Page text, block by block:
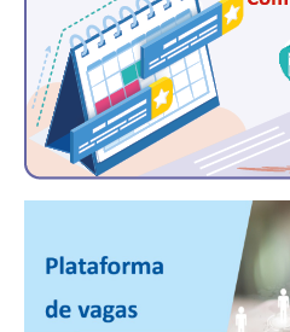
CONTEÚDO ESPECIAL
JORNAL DO ENGENHEIRO
AGENDA
SEESP NOTÍCIAS
FOTOS